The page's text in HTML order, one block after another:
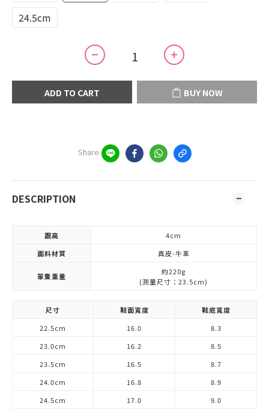
24.5cm
ADD TO CART BUY NOW
Share
DESCRIPTION
跟高
4cm
面料材質
真皮-牛革
單隻重量
約220g
(測量尺寸：23.5cm)
尺寸 鞋面寬度
鞋底寬度
22.5cm
16.0
8.3
23.0cm
16.2
8.5
23.5cm
16.5
8.7
24.0cm
16.8
8.9
24.5cm
17.0 9.0